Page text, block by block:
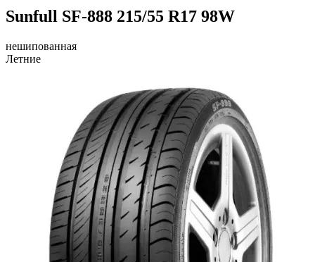
Sunfull SF-888 215/55 R17 98W
нешипованная
Летние